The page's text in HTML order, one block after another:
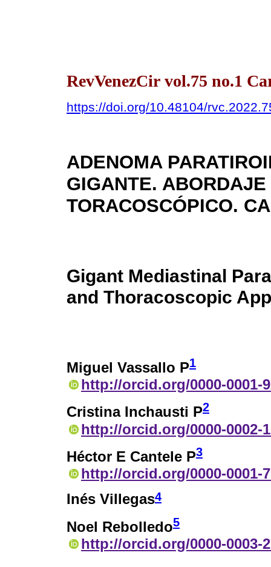
RevVenezCir vol.75 no.1
https://doi.org/10.48104/
ADENOMA
GIGANTE.
TORACOSCÓPICO.
Gigant Mediastinal
and Thoracoscopic
Miguel Vassallo P1
http://orcid.org/0000-0001-
Cristina Inchausti P2
http://orcid.org/0000-0002-
Héctor E Cantele P3
http://orcid.org/0000-0001-
Inés Villegas4
Noel Rebolledo5
http://orcid.org/0000-0003-